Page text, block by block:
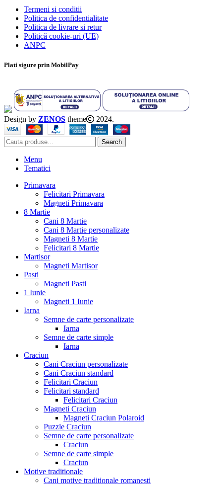
Termeni si conditii
Politica de confidentialitate
Politica de livrare si retur
Politică cookie-uri (UE)
ANPC
Plati sigure prin MobilPay
Design by ZENOS theme 2024.
Search
Menu
Tematici
Primavara
Felicitari Primavara
Magneti Primavara
8 Martie
Cani 8 Martie
Cani 8 Martie personalizate
Magneti 8 Martie
Felicitari 8 Martie
Martisor
Magneti Martisor
Pasti
Magneti Pasti
1 Iunie
Magneti 1 Iunie
Iarna
Semne de carte personalizate
Iarna
Semne de carte simple
Iarna
Craciun
Cani Craciun personalizate
Cani Craciun standard
Felicitari Craciun
Felicitari standard
Felicitari Craciun
Magneti Craciun
Magneti Craciun Polaroid
Puzzle Craciun
Semne de carte personalizate
Craciun
Semne de carte simple
Craciun
Motive traditionale
Cani motive traditionale romanesti